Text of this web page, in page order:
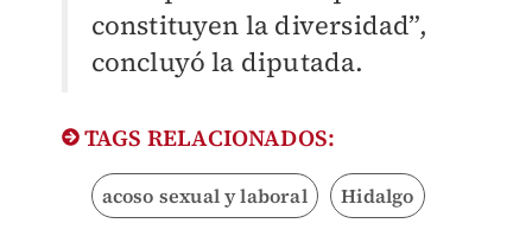
constituyen la diversidad”,
concluyó la diputada.
TAGS RELACIONADOS:
acoso sexual y laboral Hidalgo